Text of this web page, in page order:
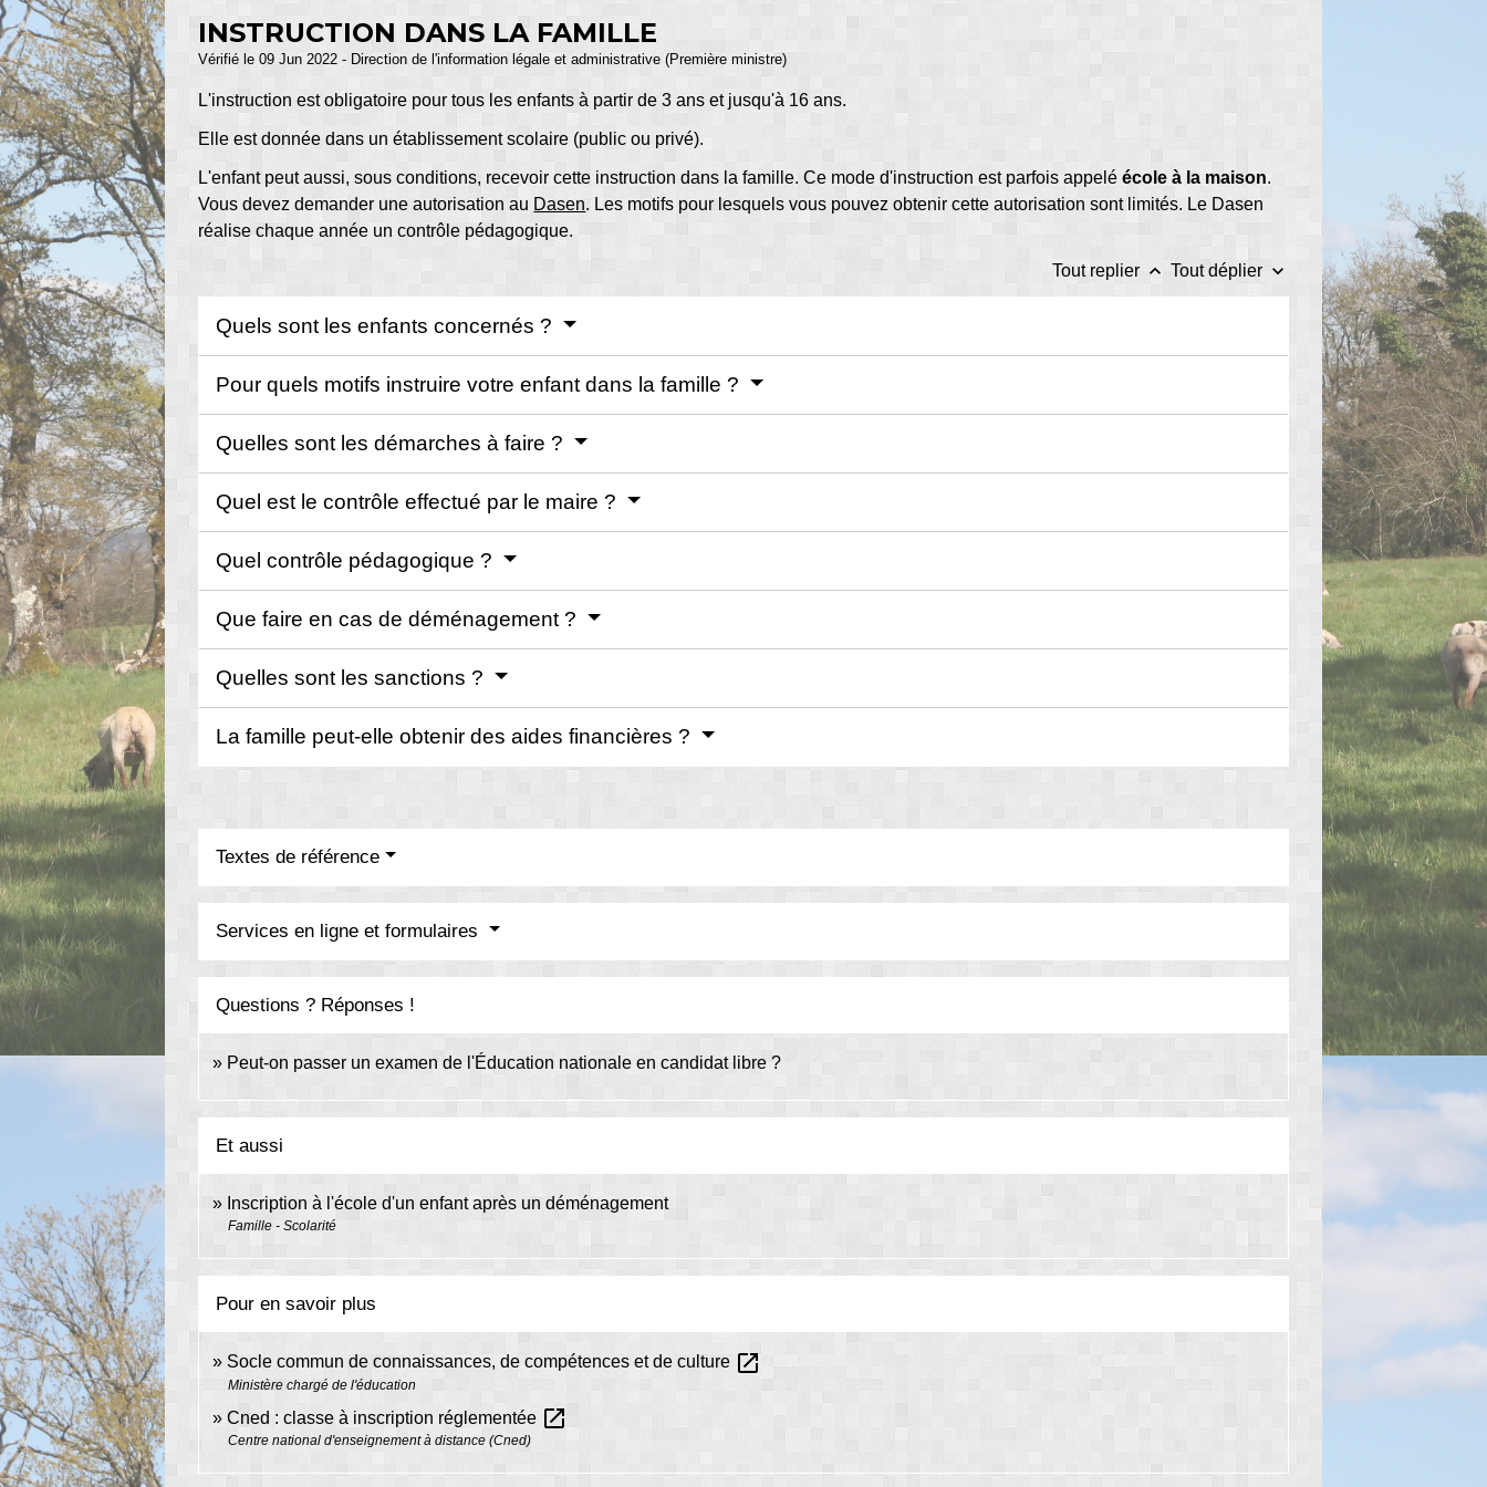
INSTRUCTION DANS LA FAMILLE
Vérifié le 09 Jun 2022 - Direction de l'information légale et administrative (Première ministre)
L'instruction est obligatoire pour tous les enfants à partir de 3 ans et jusqu'à 16 ans.
Elle est donnée dans un établissement scolaire (public ou privé).
L'enfant peut aussi, sous conditions, recevoir cette instruction dans la famille. Ce mode d'instruction est parfois appeléécole à la maison.
Vous devez demander une autorisation au Dasen. Les motifs pour lesquels vous pouvez obtenir cette autorisation sont limités. Le Dasen
réalise chaque année un contrôle pédagogique.
Tout replier keyboard_arrow_up Tout déplier keyboard_arrow_down
Quels sont les enfants concernés ?
Pour quels motifs instruire votre enfant dans la famille ?
Quelles sont les démarches à faire ?
Quel est le contrôle effectué par le maire ?
Quel contrôle pédagogique ?
Que faire en cas de déménagement ?
Quelles sont les sanctions ?
La famille peut-elle obtenir des aides financières ?
Textes de référence
Services en ligne et formulaires
Questions ? Réponses !
Peut-on passer un examen de l'Éducation nationale en candidat libre ?
Et aussi
Inscription à l'école d'un enfant après un déménagement
Famille - Scolarité
Pour en savoir plus
Socle commun de connaissances, de compétences et de culture open_in_new
Ministère chargé de l'éducation
Cned : classe à inscription réglementée open_in_new
Centre national d'enseignement à distance (Cned)